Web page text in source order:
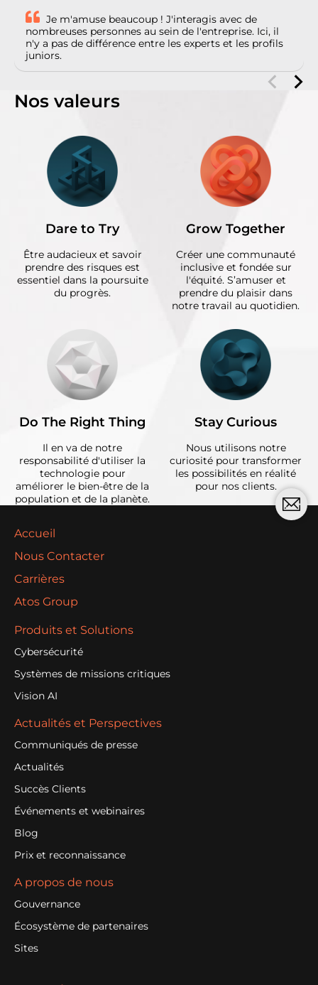
Je m'amuse beaucoup ! J'interagis avec de
nombreuses personnes au sein de l'entreprise. Ici, il
n'y a pas de différence entre les experts et les profils
juniors.
Nos valeurs
Dare to Try
Être audacieux et savoir
prendre des risques est
essentiel dans la poursuite
du progrès.
Grow Together
Créer une communauté
inclusive et fondée sur
l'équité. S’amuser et
prendre du plaisir dans
notre travail au quotidien.
Do The Right Thing
Il en va de notre
responsabilité d'utiliser la
technologie pour
améliorer le bien-être de la
population et de la planète.
Stay Curious
Nous utilisons notre
curiosité pour transformer
les possibilités en réalité
pour nos clients.
Accueil
Nous Contacter
Carrières
Atos Group
Produits et Solutions
Cybersécurité
Systèmes de missions critiques
Vision AI
Actualités et Perspectives
Communiqués de presse
Actualités
Succès Clients
Événements et webinaires
Blog
Prix et reconnaissance
A propos de nous
Gouvernance
Écosystème de partenaires
Sites